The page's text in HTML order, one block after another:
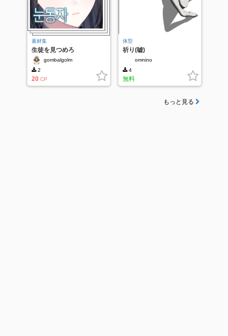
素材集
生徒を見つめろ
gombalgolm
2
20 CP
体型
祈り(嘘)
omnino
4
無料
もっと見る